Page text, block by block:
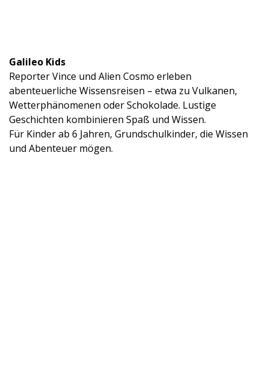
Galileo Kids
Reporter Vince und Alien Cosmo erleben
abenteuerliche Wissensreisen – etwa zu Vulkanen,
Wetterphänomenen oder Schokolade. Lustige
Geschichten kombinieren Spaß und Wissen.
Für Kinder ab 6 Jahren, Grundschulkinder, die Wissen
und Abenteuer mögen.